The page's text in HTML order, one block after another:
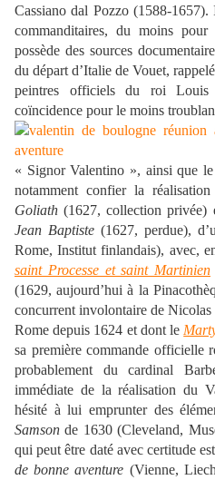
Cassiano dal Pozzo (1588-
commanditaires, du moins
possède des sources
du départ d’Italie de Vouet,
peintres officiels du roi
coïncidence pour le moins
« Signor Valentino », ainsi que
notamment confier la réalisation
Goliath (1627, collection privée)
Jean Baptiste(1627, perdue),
Rome, Institut finlandais), avec,
saint Processe et saint Martinien
(1629, aujourd’hui à la
concurrent involontaire de
Rome depuis 1624 et dont le
sa première commande officielle
probablement du cardinal
immédiate de la réalisation du
hésité à lui emprunter des
Samson de 1630 (Cleveland,
qui peut être daté avec certitude
de bonne aventure (Vienne,